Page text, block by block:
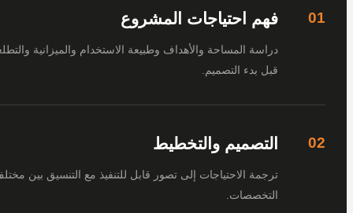
فهم احتياجات المشروع
دراسة المساحة والأهداف وطبيعة الاستخدام والميزانية والتطلعات
قبل بدء التصميم.
التصميم والتخطيط
ترجمة الاحتياجات إلى تصور قابل للتنفيذ مع التنسيق بين مختلف
التخصصات.